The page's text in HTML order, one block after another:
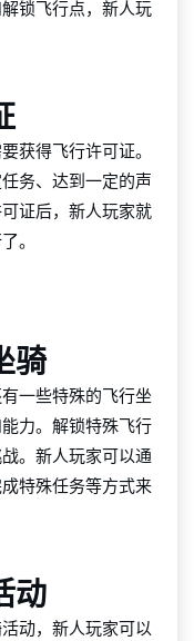
锁飞行点，新人玩
获得飞行许可证。
务、达到一定的声
证后，新人玩家就
。
骑
一些特殊的飞行坐
力。解锁特殊飞行
。新人玩家可以通
特殊任务等方式来
动
动，新人玩家可以